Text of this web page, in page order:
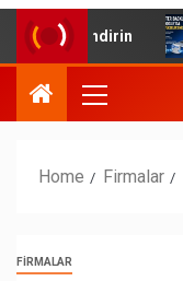
Güçlendirin
Home Firmalar
FIRMALAR